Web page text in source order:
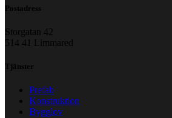
Postadress
Storgatan 42
514 41 Limmared
Tjänster
Prefab
Konstruktion
Bygglov